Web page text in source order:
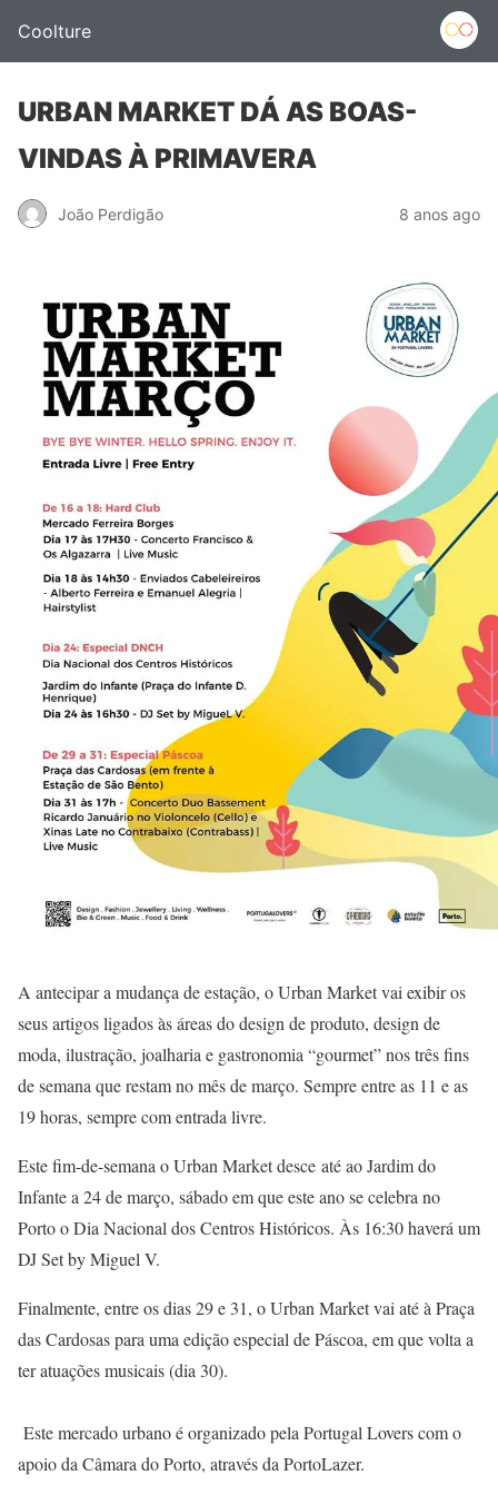
Coolture
URBAN MARKET DÁ AS BOAS-
VINDAS À PRIMAVERA
João Perdigão 8 anos ago
A antecipar a mudança de estação, o Urban Market vai exibir os
seus artigos ligados às áreas do design de produto, design de
moda, ilustração, joalharia e gastronomia “gourmet” nos três fins
de semana que restam no mês de março. Sempre entre as 11 e as
19 horas, sempre com entrada livre.
Este fim-de-semana o Urban Market desce até ao Jardim do
Infante a 24 de março, sábado em que este ano se celebra no
Porto o Dia Nacional dos Centros Históricos. Às 16:30 haverá um
DJ Set by Miguel V.
Finalmente, entre os dias 29 e 31, o Urban Market vai até à Praça
das Cardosas para uma edição especial de Páscoa, em que volta a
ter atuações musicais (dia 30).
Este mercado urbano é organizado pela Portugal Lovers com o
apoio da Câmara do Porto, através da PortoLazer.